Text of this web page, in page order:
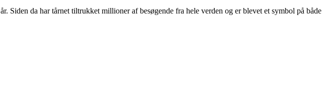
da har tårnet tiltrukket millioner af besøgende fra hele verden og er blevet et symbol på både